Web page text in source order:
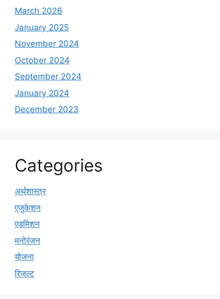
March 2026
January 2025
November 2024
October 2024
September 2024
January 2024
December 2023
Categories
अर्थशास्त्र
एजुकेशन
एडमिशन
मनोरंजन
योजना
रिजल्ट